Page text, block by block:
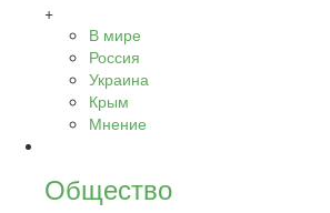
+
В мире
Россия
Украина
Крым
Мнение
Общество